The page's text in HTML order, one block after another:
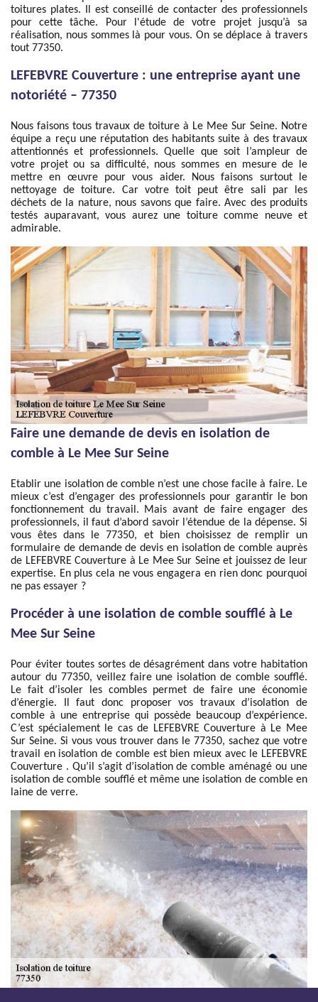
toitures plates. Il est conseillé de contacter des professionnels
pour cette tâche. Pour l'étude de votre projet jusqu’à sa
réalisation, nous sommes là pour vous. On se déplace à travers
tout 77350.
LEFEBVRE Couverture : une entreprise ayant une
notoriété – 77350
Nous faisons tous travaux de toiture à Le Mee Sur Seine. Notre
équipe a reçu une réputation des habitants suite à des travaux
attentionnés et professionnels. Quelle que soit l’ampleur de
votre projet ou sa difficulté, nous sommes en mesure de le
mettre en œuvre pour vous aider. Nous faisons surtout le
nettoyage de toiture. Car votre toit peut être sali par les
déchets de la nature, nous savons que faire. Avec des produits
testés auparavant, vous aurez une toiture comme neuve et
admirable.
Faire une demande de devis en isolation de
comble à Le Mee Sur Seine
Etablir une isolation de comble n’est une chose facile à faire. Le
mieux c’est d’engager des professionnels pour garantir le bon
fonctionnement du travail. Mais avant de faire engager des
professionnels, il faut d’abord savoir l’étendue de la dépense. Si
vous êtes dans le 77350, et bien choisissez de remplir un
formulaire de demande de devis en isolation de comble auprès
de LEFEBVRE Couverture à Le Mee Sur Seine et jouissez de leur
expertise. En plus cela ne vous engagera en rien donc pourquoi
ne pas essayer ?
Procéder à une isolation de comble soufflé à Le
Mee Sur Seine
Pour éviter toutes sortes de désagrément dans votre habitation
autour du 77350, veillez faire une isolation de comble soufflé.
Le fait d’isoler les combles permet de faire une économie
d’énergie. Il faut donc proposer vos travaux d’isolation de
comble à une entreprise qui possède beaucoup d’expérience.
C’est spécialement le cas de LEFEBVRE Couverture à Le Mee
Sur Seine. Si vous vous trouver dans le 77350, sachez que votre
travail en isolation de comble est bien mieux avec le LEFEBVRE
Couverture . Qu’il s’agit d’isolation de comble aménagé ou une
isolation de comble soufflé et même une isolation de comble en
laine de verre.